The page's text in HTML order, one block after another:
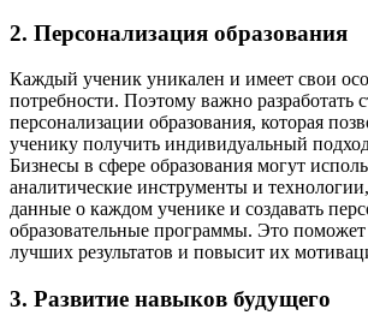
2. Персонализация образования
Каждый ученик уникален и имеет свои
потребности. Поэтому важно разработать
персонализации образования, которая
ученику получить индивидуальный
Бизнесы в сфере образования могут
аналитические инструменты и
данные о каждом ученике и создавать
образовательные программы. Это
лучших результатов и повысит их
3. Развитие навыков будущего